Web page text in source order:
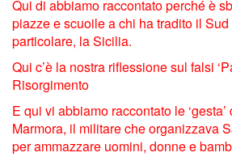
Qui di abbiamo raccontato perché è
piazze e scuoile a chi ha tradito il Sud
particolare, la Sicilia.
Qui c’è la nostra riflessione sul falsi
Risorgimento
E qui vi abbiamo raccontato le
Marmora, il militare che organizzava
per ammazzare uomini, donne e